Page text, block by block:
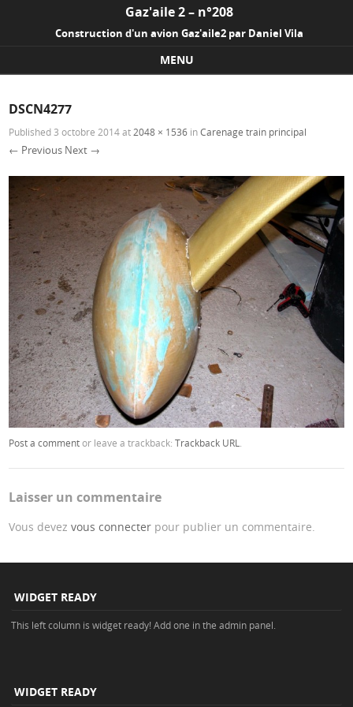
Gaz'aile 2 – n°208
Construction d'un avion Gaz'aile2 par Daniel Vila
MENU
DSCN4277
Published 3 octobre 2014at 2048 × 1536 inCarenage train principal
← Previous Next →
Post a commentor leave a trackback:Trackback URL
Laisser un commentaire
Vous devezvous connecter pour publier un commentaire.
WIDGET READY
This left column is widget ready! Add one in the admin panel.
WIDGET READY